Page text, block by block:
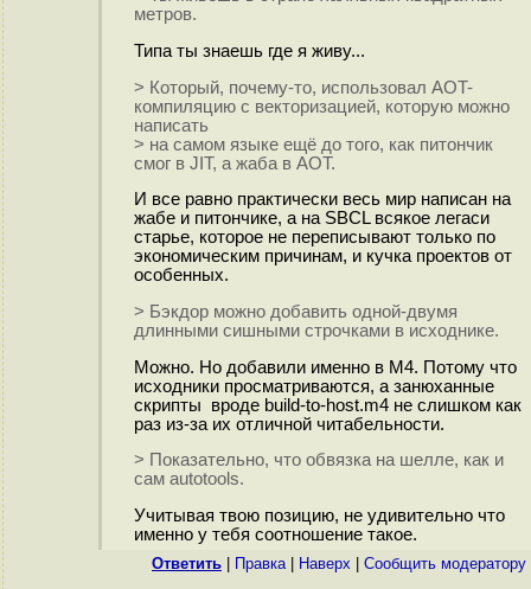
метров.
Типа ты знаешь где я живу...
> Который, почему-то, использовал AOT-
компиляцию с векторизацией, которую можно
написать
> на самом языке ещё до того, как питончик
смог в JIT, а жаба в AOT.
И все равно практически весь мир написан на
жабе и питончике, а на SBCL всякое легаси
старье, которое не переписывают только по
экономическим причинам, и кучка проектов от
особенных.
> Бэкдор можно добавить одной-двумя
длинными сишными строчками в исходнике.
Можно. Но добавили именно в М4. Потому что
исходники просматриваются, а занюханные
скрипты вроде build-to-host.m4 не слишком как
раз из-за их отличной читабельности.
> Показательно, что обвязка на шелле, как и
сам autotools.
Учитывая твою позицию, не удивительно что
именно у тебя соотношение такое.
Ответить Правка| Наверх Cообщить модератору